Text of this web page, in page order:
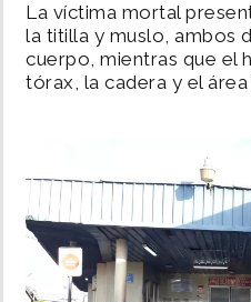
POLÍTICA
MUNDO
INSÓLITAS
La víctima mortal
la titilla y muslo, ambos
cuerpo, mientras que el
tórax, la cadera y el área